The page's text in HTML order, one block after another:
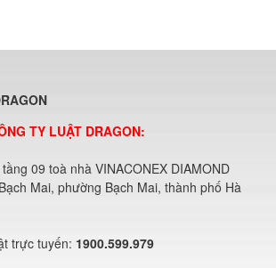
TY LUẬT DRAGON:
09 toà nhà VINACONEX DIAMOND
Mai, phường Bạch Mai, thành phố Hà
trực tuyến: 1900.599.979